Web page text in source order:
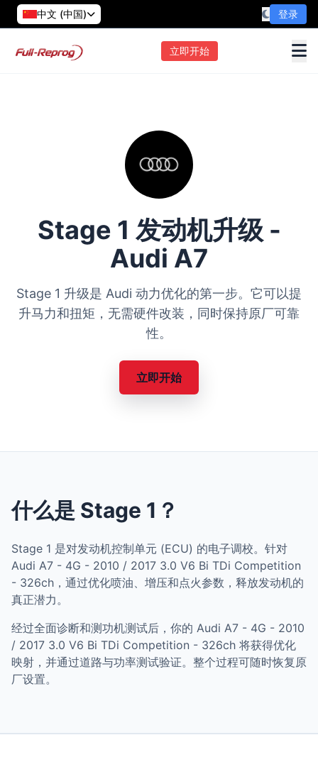
中文 (中国) 登录
立即开始
Stage 1 发动机升级 -
Audi A7
Stage 1 升级是 Audi 动力优化的第一步。它可以提
升马力和扭矩，无需硬件改装，同时保持原厂可靠
性。
立即开始
什么是 Stage 1？
Stage 1 是对发动机控制单元 (ECU) 的电子调校。针对
Audi A7 - 4G - 2010 / 2017 3.0 V6 Bi TDi Competition
- 326ch，通过优化喷油、增压和点火参数，释放发动机的
真正潜力。
经过全面诊断和测功机测试后，你的 Audi A7 - 4G - 2010
/ 2017 3.0 V6 Bi TDi Competition - 326ch 将获得优化
映射，并通过道路与功率测试验证。整个过程可随时恢复原
厂设置。